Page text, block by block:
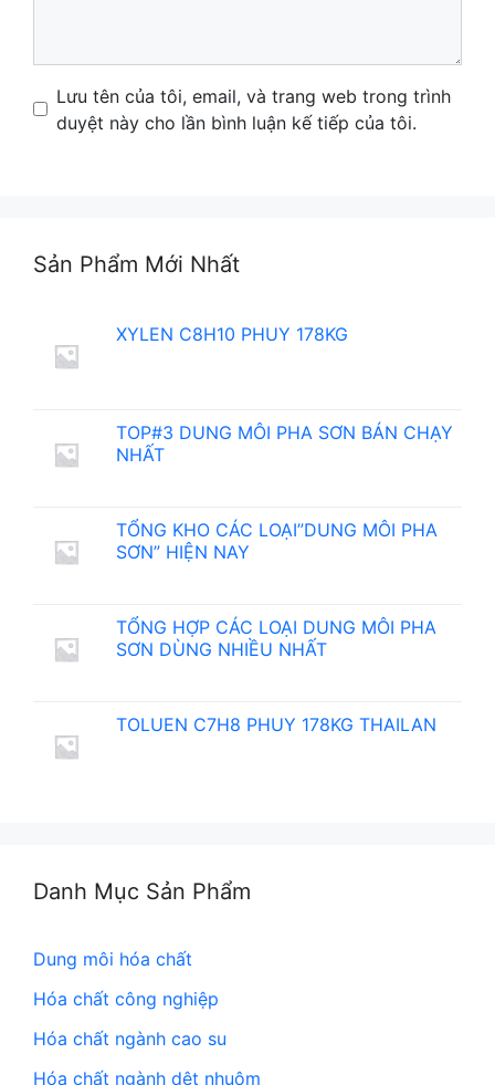
Name
Email
Website
Lưu tên của tôi, email, và trang web trong trình
duyệt này cho lần bình luận kế tiếp của tôi.
Sản Phẩm Mới Nhất
XYLEN C8H10 PHUY 178KG
TOP#3 DUNG MÔI PHA SƠN BÁN CHẠY
NHẤT
TỔNG KHO CÁC LOẠI”DUNG MÔI PHA
SƠN” HIỆN NAY
TỔNG HỢP CÁC LOẠI DUNG MÔI PHA
SƠN DÙNG NHIỀU NHẤT
TOLUEN C7H8 PHUY 178KG THAILAN
Danh Mục Sản Phẩm
Dung môi hóa chất
Hóa chất công nghiệp
Hóa chất ngành cao su
Hóa chất ngành dệt nhuộm